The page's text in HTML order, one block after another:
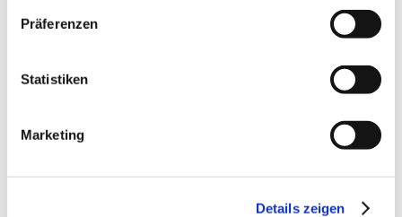
Präferenzen
Statistiken
Marketing
Details zeigen